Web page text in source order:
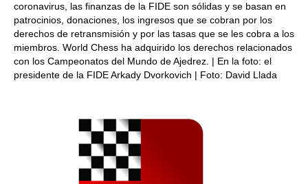
coronavirus, las finanzas de la FIDE son sólidas y se basan en
patrocinios, donaciones, los ingresos que se cobran por los
derechos de retransmisión y por las tasas que se les cobra a los
miembros. World Chess ha adquirido los derechos relacionados
con los Campeonatos del Mundo de Ajedrez. | En la foto: el
presidente de la FIDE Arkady Dvorkovich | Foto: David Llada